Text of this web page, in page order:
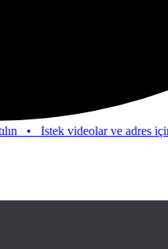
videolar ve adres için